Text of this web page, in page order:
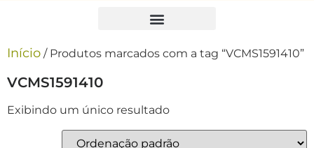
Início / Produtos marcados com a tag “VCMS1591410”
VCMS1591410
Exibindo um único resultado